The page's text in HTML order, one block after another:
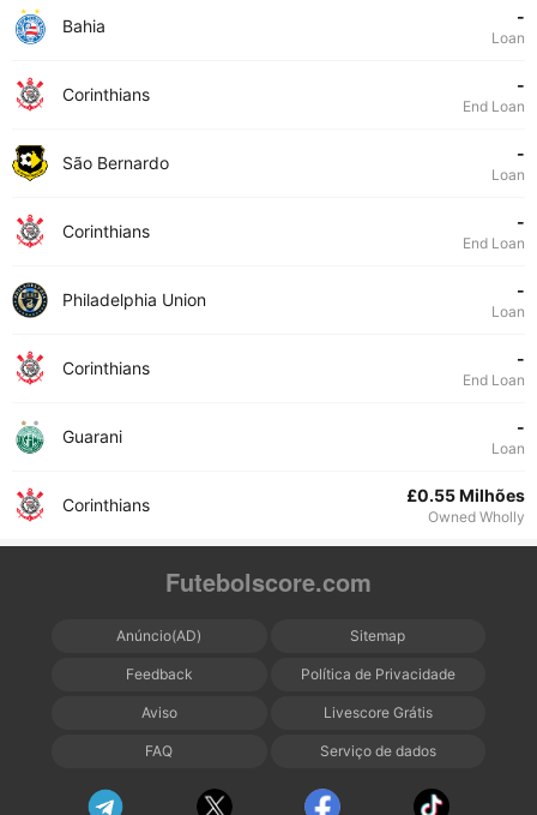
Bahia -
Loan
Corinthians -
End Loan
São Bernardo -
Loan
Corinthians -
End Loan
Philadelphia Union -
Loan
Corinthians -
End Loan
Guarani -
Loan
Corinthians £0.55 Milhões
Owned Wholly
Futebolscore.com
Anúncio(AD) Sitemap
Feedback Política de Privacidade
Aviso Livescore Grátis
FAQ Serviço de dados